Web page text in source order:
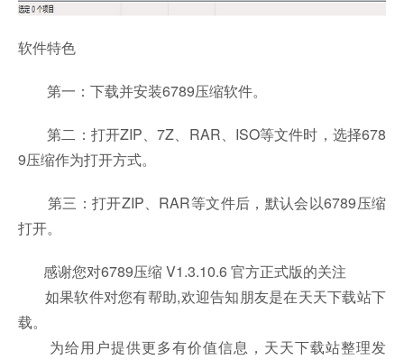
软件特色
第一：下载并安装6789压缩软件。
第二：打开ZIP、7Z、RAR、ISO等文件时，选择678
9压缩作为打开方式。
第三：打开ZIP、RAR等文件后，默认会以6789压缩
打开。
感谢您对6789压缩 V1.3.10.6 官方正式版的关注
如果软件对您有帮助,欢迎告知朋友是在天天下载站下
载。
为给用户提供更多有价值信息，天天下载站整理发